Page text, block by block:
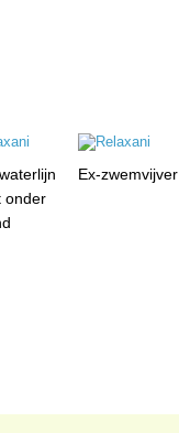
onder
Ex-zwemvijver